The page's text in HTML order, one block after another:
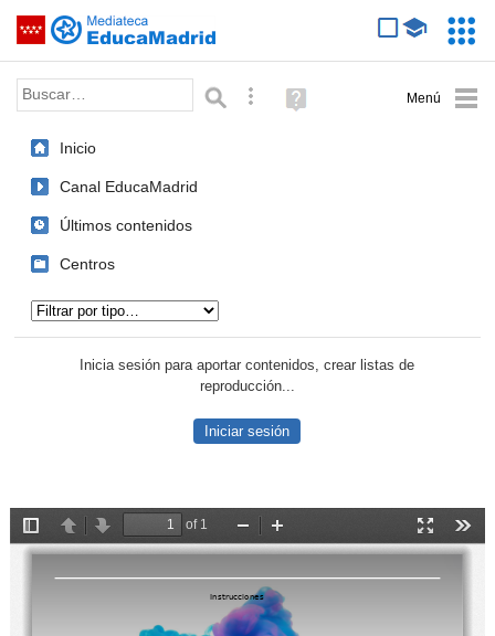
Saltar navegación
Palabra o frase: Búsqueda avanzada
Ayuda
(en
Inicio
Canal EducaMadrid
Últimos contenidos
Centros
Inicia sesión para aportar contenidos, crear listas de
reproducción...
Iniciar sesión